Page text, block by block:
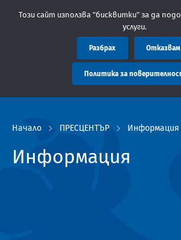
Областна администрация Пловдив
Начало ПРЕСЦЕНТЪР Информация
Информация
Този сайт използва "бисквитки" за да
услуги.
Разбрах Отказвам
Политика за